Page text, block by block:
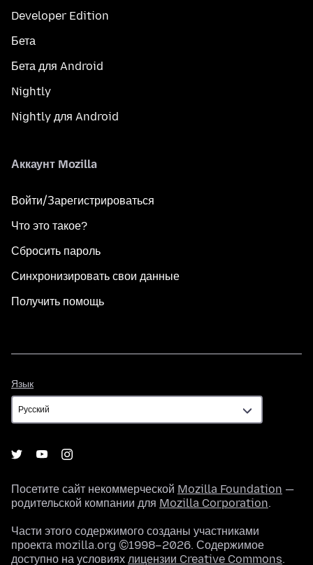
Developer Edition
Бета
Бета для Android
Nightly
Nightly для Android
Аккаунт Mozilla
Войти/Зарегистрироваться
Что это такое?
Сбросить пароль
Синхронизировать свои данные
Получить помощь
Язык
Посетите сайт некоммерческой Mozilla Foundation —
родительской компании для Mozilla Corporation.
Части этого содержимого созданы участниками
проекта mozilla.org ©1998–2026. Содержимое
доступно на условиях лицензии Creative Commons.